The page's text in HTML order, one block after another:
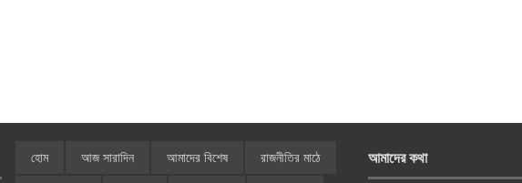
হোম আজ সারাদিন আমাদের বিশেষ রাজনীতির মাঠে আমাদের কথা